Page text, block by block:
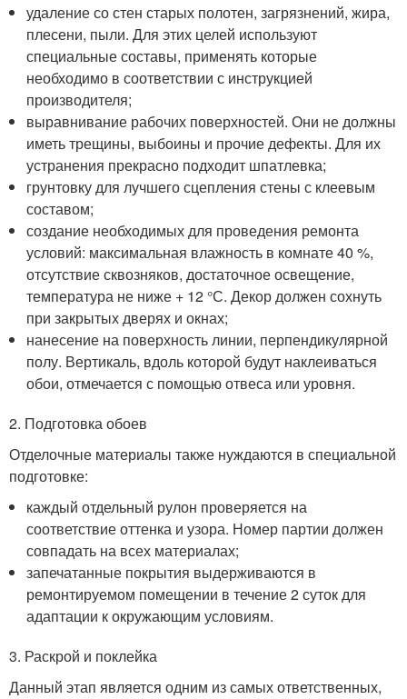
удаление со стен старых полотен, загрязнений, жира,
плесени, пыли. Для этих целей используют
специальные составы, применять которые
необходимо в соответствии с инструкцией
производителя;
выравнивание рабочих поверхностей. Они не должны
иметь трещины, выбоины и прочие дефекты. Для их
устранения прекрасно подходит шпатлевка;
грунтовку для лучшего сцепления стены с клеевым
составом;
создание необходимых для проведения ремонта
условий: максимальная влажность в комнате 40 %,
отсутствие сквозняков, достаточное освещение,
температура не ниже + 12 °С. Декор должен сохнуть
при закрытых дверях и окнах;
нанесение на поверхность линии, перпендикулярной
полу. Вертикаль, вдоль которой будут наклеиваться
обои, отмечается с помощью отвеса или уровня.
2. Подготовка обоев
Отделочные материалы также нуждаются в специальной
подготовке:
каждый отдельный рулон проверяется на
соответствие оттенка и узора. Номер партии должен
совпадать на всех материалах;
запечатанные покрытия выдерживаются в
ремонтируемом помещении в течение 2 суток для
адаптации к окружающим условиям.
3. Раскрой и поклейка
Данный этап является одним из самых ответственных,